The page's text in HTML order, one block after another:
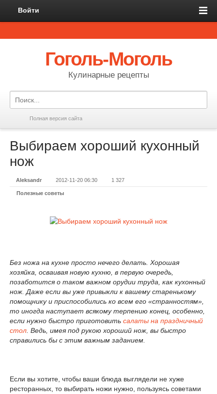
Войти
Гоголь-Моголь
Кулинарные рецепты
Полная версия сайта
Выбираем хороший кухонный
нож
Aleksandr 2012-11-20 06:30 1 327
Полезные советы
Без ножа на кухне просто нечего делать. Хорошая
хозяйка, осваивая новую кухню, в первую очередь,
позаботится о таком важном орудии труда, как кухонный
нож. Даже если вы уже привыкли к вашему старенькому
помощнику и приспособились ко всем его «странностям»,
то иногда наступает всякому терпению конец, особенно,
если нужно быстро приготовить салаты на праздничный
стол . Ведь, имея под рукою хороший нож, вы быстро
справились бы с этим важным заданием.
Если вы хотите, чтобы ваши блюда выглядели не хуже
ресторанных, то выбирать ножи нужно, пользуясь советами